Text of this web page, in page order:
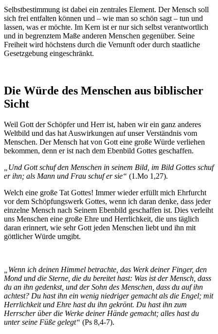
Selbstbestimmung ist dabei ein zentrales Element. Der Mensch soll
sich frei entfalten können und – wie man so schön sagt – tun und
lassen, was er möchte. Im Kern ist er nur sich selbst verantwortlich
und in begrenztem Maße anderen Menschen gegenüber. Seine
Freiheit wird höchstens durch die Vernunft oder durch staatliche
Gesetzgebung eingeschränkt.
Die Würde des Menschen aus biblischer
Sicht
Weil Gott der Schöpfer und Herr ist, haben wir ein ganz anderes
Weltbild und das hat Auswirkungen auf unser Verständnis vom
Menschen. Der Mensch hat von Gott eine große Würde verliehen
bekommen, denn er ist nach dem Ebenbild Gottes geschaffen.
„Und Gott schuf den Menschen in seinem Bild, im Bild Gottes schuf
er ihn; als Mann und Frau schuf er sie“ (1.Mo 1,27).
Welch eine große Tat Gottes! Immer wieder erfüllt mich Ehrfurcht
vor dem Schöpfungswerk Gottes, wenn ich daran denke, dass jeder
einzelne Mensch nach Seinem Ebenbild geschaffen ist. Dies verleiht
uns Menschen eine große Ehre und Herrlichkeit, die uns täglich
daran erinnert, wie sehr Gott jeden Menschen liebt und ihn mit
göttlicher Würde umgibt.
„Wenn ich deinen Himmel betrachte, das Werk deiner Finger, den
Mond und die Sterne, die du bereitet hast: Was ist der Mensch, dass
du an ihn gedenkst, und der Sohn des Menschen, dass du auf ihn
achtest? Du hast ihn ein wenig niedriger gemacht als die Engel; mit
Herrlichkeit und Ehre hast du ihn gekrönt. Du hast ihn zum
Herrscher über die Werke deiner Hände gemacht; alles hast du
unter seine Füße gelegt“ (Ps 8,4-7).